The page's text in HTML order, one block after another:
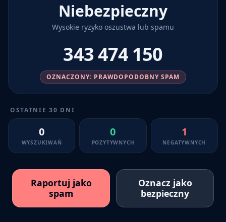
Niebezpieczny
Wysokie ryzyko oszustwa lub spamu
343 474 150
OZNACZONY: PRAWDOPODOBNY SPAM
OSTATNIE 30 DNI
0
WYSZUKIWAŃ
0
POZYTYWNYCH
1
NEGATYWNYCH
Raportuj jako
spam
Oznacz jako
bezpieczny